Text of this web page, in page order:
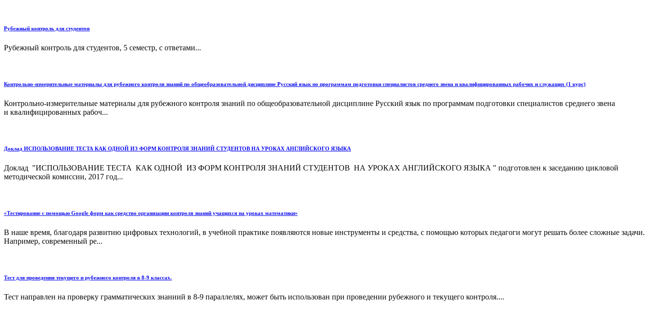
Рубежный контроль для студентов
Рубежный контроль для студентов, 5 семестр, с ответами...
Контрольно-измерительные материалы для рубежного контроля знаний по общеобразовательной дисциплине Русский язык по программам подготовки специалистов среднего звена и квалифицированных рабочих и служащих (1 курс)
Контрольно-измерительные материалы для рубежного контроля знаний по общеобразовательной дисциплине Русский язык по программам подготовки специалистов среднего звена
и квалифицированных рабоч...
Доклад ИСПОЛЬЗОВАНИЕ ТЕСТА КАК ОДНОЙ ИЗ ФОРМ КОНТРОЛЯ ЗНАНИЙ СТУДЕНТОВ НА УРОКАХ АНГЛИЙСКОГО ЯЗЫКА
Доклад "ИСПОЛЬЗОВАНИЕ ТЕСТА КАК ОДНОЙ ИЗ ФОРМ КОНТРОЛЯ ЗНАНИЙ СТУДЕНТОВ НА УРОКАХ АНГЛИЙСКОГО ЯЗЫКА " подготовлен к заседанию цикловой
методической комиссии, 2017 год...
«Тестирование с помощью Google форм как средство организации контроля знаний учащихся на уроках математики»
В наше время, благодаря развитию цифровых технологий, в учебной практике появляются новые инструменты и средства, с помощью которых педагоги могут решать более сложные задачи.
Например, современный ре...
Тест для проведения текущего и рубежного контроля в 8-9 классах.
Тест направлен на проверку грамматических знаниий в 8-9 параллелях, может быть использован при проведении рубежного и текущего контроля....